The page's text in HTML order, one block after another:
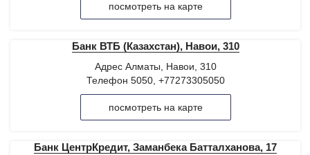
посмотреть на карте
Банк ВТБ (Казахстан), Навои, 310
Адрес Алматы, Навои, 310
Телефон 5050, +77273305050
посмотреть на карте
Банк ЦентрКредит, Заманбека Батталханова, 17